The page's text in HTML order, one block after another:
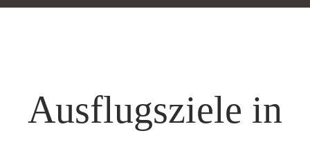
Ausflugsziele in